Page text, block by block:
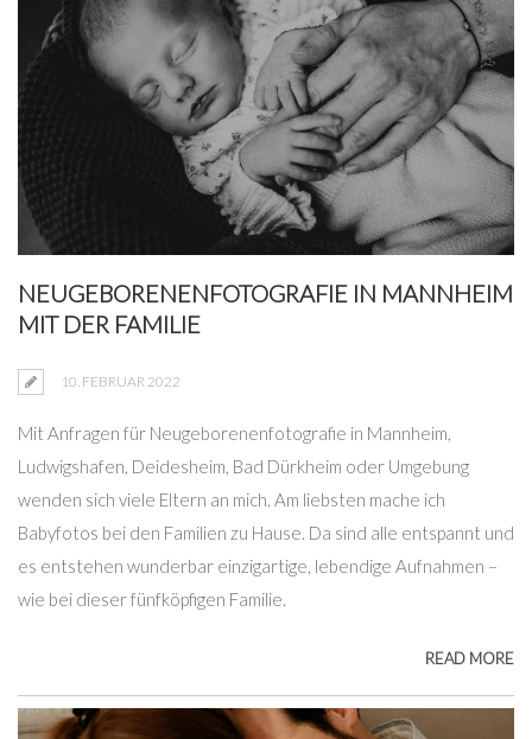
NEUGEBORENENFOTOGRAFIE IN MANNHEIM
MIT DER FAMILIE
10. FEBRUAR 2022
Mit Anfragen für Neugeborenenfotografie in Mannheim,
Ludwigshafen, Deidesheim, Bad Dürkheim oder Umgebung
wenden sich viele Eltern an mich. Am liebsten mache ich
Babyfotos bei den Familien zu Hause. Da sind alle entspannt und
es entstehen wunderbar einzigartige, lebendige Aufnahmen –
wie bei dieser fünfköpfigen Familie.
READ MORE